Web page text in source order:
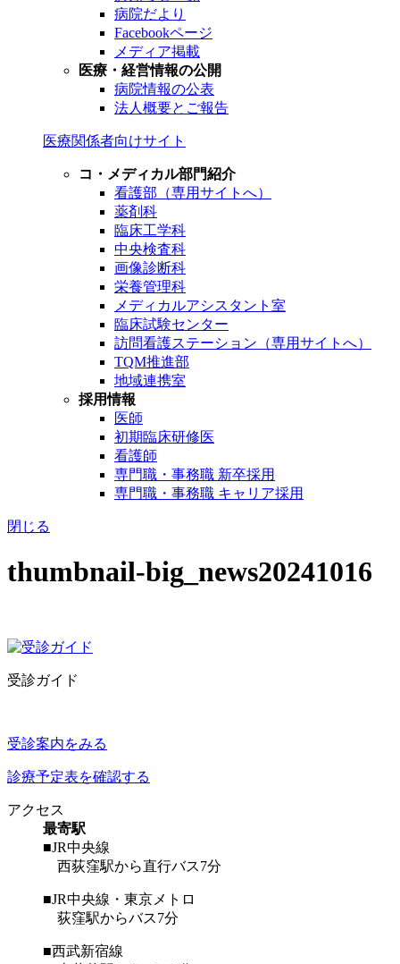
病院だより
Facebookページ
メディア掲載
医療・経営情報の公開
病院情報の公表
法人概要とご報告
医療関係者向けサイト
コ・メディカル部門紹介
看護部（専用サイトへ）
薬剤科
臨床工学科
中央検査科
画像診断科
栄養管理科
メディカルアシスタント室
臨床試験センター
訪問看護ステーション（専用サイトへ）
TQM推進部
地域連携室
採用情報
医師
初期臨床研修医
看護師
専門職・事務職 新卒採用
専門職・事務職 キャリア採用
閉じる
thumbnail-big_news20241016
受診ガイド
受診案内をみる
診療予定表を確認する
アクセス
最寄駅
■JR中央線
西荻窪駅から直行バス7分
■JR中央線・東京メトロ
荻窪駅からバス7分
■西武新宿線